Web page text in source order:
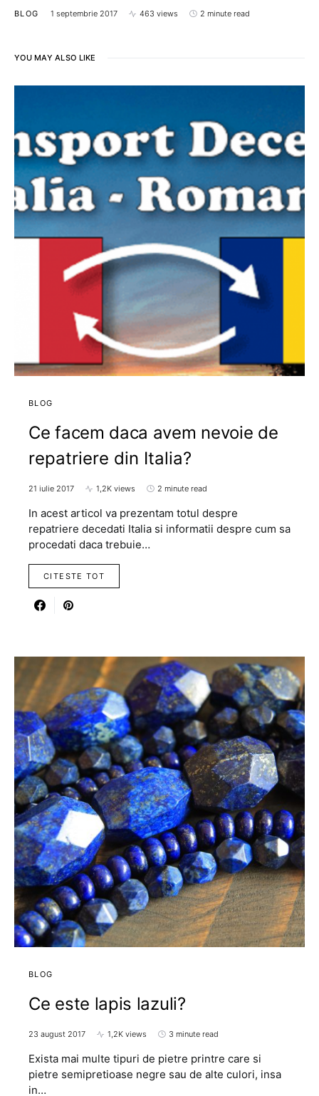
BLOG 1 septembrie 2017 463 views 2 minute read
YOU MAY ALSO LIKE
BLOG
Ce facem daca avem nevoie de
repatriere din Italia?
21 iulie 2017 1,2K views 2 minute read
In acest articol va prezentam totul despre
repatriere decedati Italia si informatii despre cum sa
procedati daca trebuie…
CITESTE TOT
BLOG
Ce este lapis lazuli?
23 august 2017 1,2K views 3 minute read
Exista mai multe tipuri de pietre printre care si
pietre semipretioase negre sau de alte culori, insa
in…